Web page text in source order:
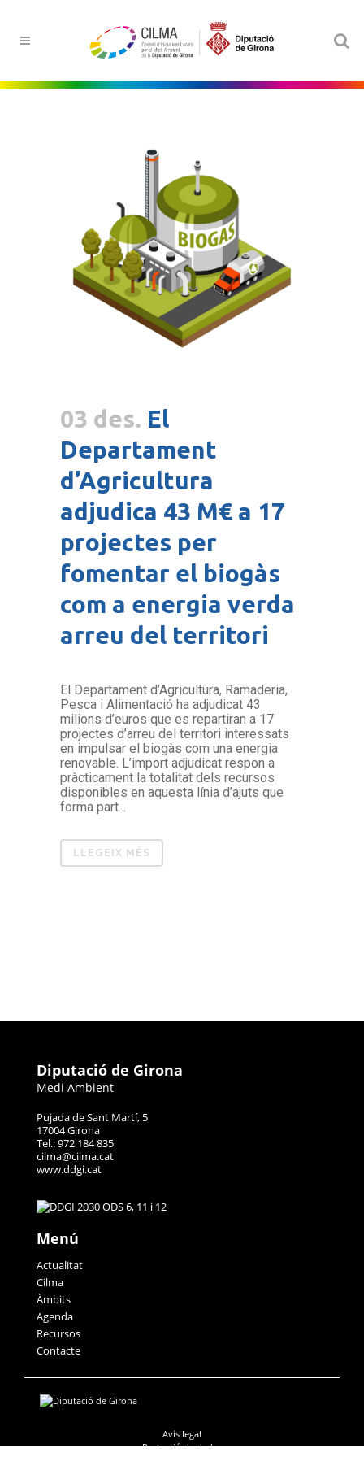
03 des. El
Departament
d’Agricultura
adjudica 43 M€ a 17
projectes per
fomentar el biogàs
com a energia verda
arreu del territori
El Departament d’Agricultura, Ramaderia,
Pesca i Alimentació ha adjudicat 43
milions d’euros que es repartiran a 17
projectes d’arreu del territori interessats
en impulsar el biogàs com una energia
renovable. L’import adjudicat respon a
pràcticament la totalitat dels recursos
disponibles en aquesta línia d’ajuts que
forma part...
LLEGEIX MÉS
Diputació de Girona
Medi Ambient
Pujada de Sant Martí, 5
17004 Girona
Tel.: 972 184 835
cilma@cilma.cat
www.ddgi.cat
Menú
Actualitat
Cilma
Àmbits
Agenda
Recursos
Contacte
Avís legal
Protecció de dades